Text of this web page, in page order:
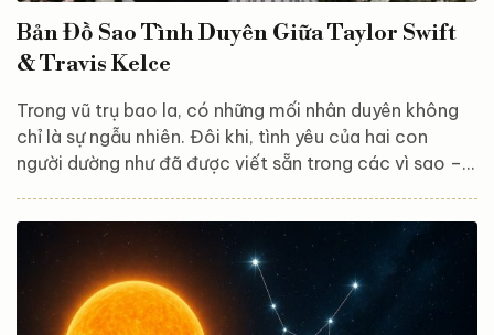
Bản Đồ Sao Tình Duyên Giữa Taylor Swift
& Travis Kelce
Trong vũ trụ bao la, có những mối nhân duyên không
chỉ là sự ngẫu nhiên. Đôi khi, tình yêu của hai con
người dường như đã được viết sẵn trong các vì sao –
Swift – nàng nghệ sĩ nhạy cảm, giàu cảm xúc – và
Travis Kelce – chàng vận động viên mạnh mẽ, bản lĩnh
– là minh chứng sống động cho điều đó. Bản đồ sao
giữa họ không chỉ phác họa sự cuốn hút ngay từ đầu,
mà còn hé lộ một hành trình...